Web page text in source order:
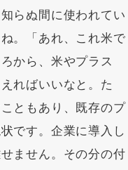
らぬ間に使われてい
。「あれ、これ米で
から、米やプラス
ればいいなと。た
ともあり、既存のプ
です。企業に導入し
ません。その分の付